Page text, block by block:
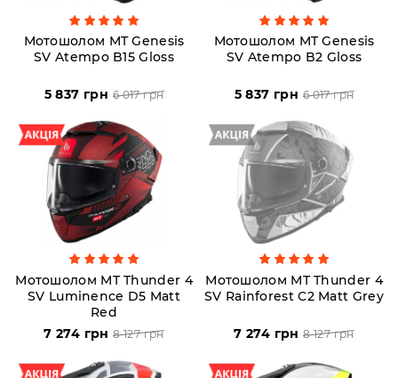
Мотошолом MT Genesis
SV Atempo B15 Gloss
5 837 грн 6 017 грн
Мотошолом MT Genesis
SV Atempo B2 Gloss
5 837 грн 6 017 грн
Мотошолом MT Thunder 4
SV Luminence D5 Matt
Red
7 274 грн 8 127 грн
Мотошолом MT Thunder 4
SV Rainforest C2 Matt Grey
7 274 грн 8 127 грн